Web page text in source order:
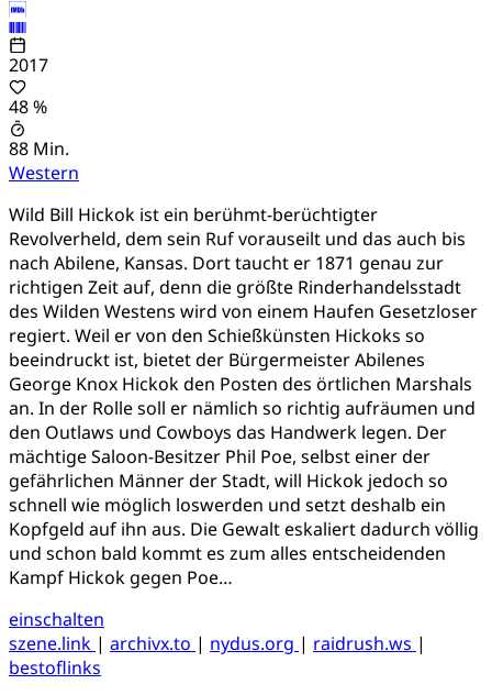
2017
48 %
88 Min.
Western
Wild Bill Hickok ist ein berühmt-berüchtigter
Revolverheld, dem sein Ruf vorauseilt und das auch bis
nach Abilene, Kansas. Dort taucht er 1871 genau zur
richtigen Zeit auf, denn die größte Rinderhandelsstadt
des Wilden Westens wird von einem Haufen Gesetzloser
regiert. Weil er von den Schießkünsten Hickoks so
beeindruckt ist, bietet der Bürgermeister Abilenes
George Knox Hickok den Posten des örtlichen Marshals
an. In der Rolle soll er nämlich so richtig aufräumen und
den Outlaws und Cowboys das Handwerk legen. Der
mächtige Saloon-Besitzer Phil Poe, selbst einer der
gefährlichen Männer der Stadt, will Hickok jedoch so
schnell wie möglich loswerden und setzt deshalb ein
Kopfgeld auf ihn aus. Die Gewalt eskaliert dadurch völlig
und schon bald kommt es zum alles entscheidenden
Kampf Hickok gegen Poe…
einschalten
szene.link | archivx.to | nydus.org | raidrush.ws |
bestoflinks